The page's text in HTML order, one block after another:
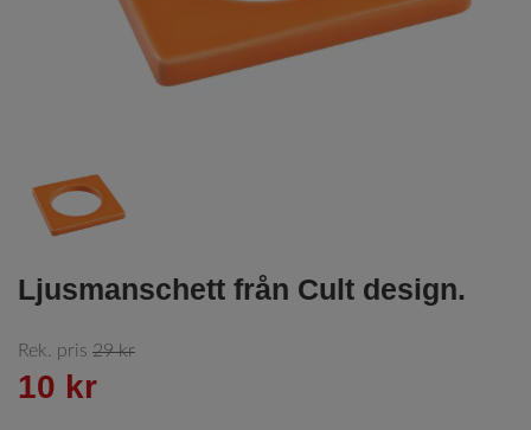
Ljusmanschett från Cult design.
Rek. pris 29 kr
10 kr